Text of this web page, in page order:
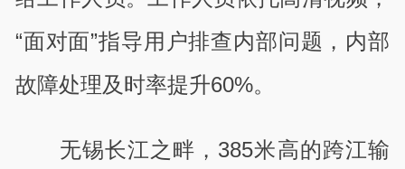
“面对面”指导用户排查内部问题，内部
故障处理及时率提升60%。
无锡长江之畔，385米高的跨江输